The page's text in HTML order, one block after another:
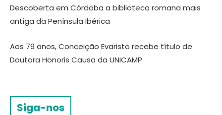
Descoberta em Córdoba a biblioteca romana mais
antiga da Península Ibérica
Aos 79 anos, Conceição Evaristo recebe título de
Doutora Honoris Causa da UNICAMP
Siga-nos